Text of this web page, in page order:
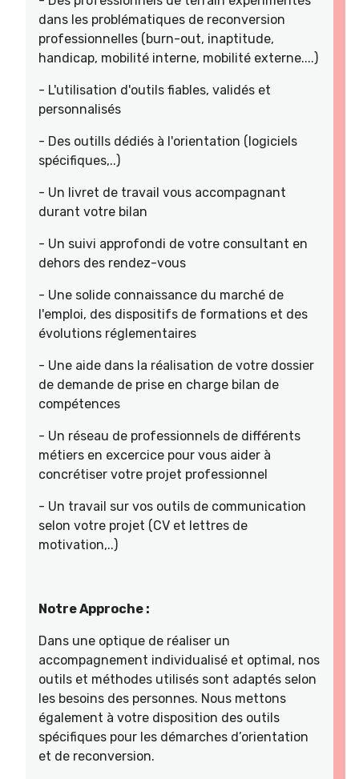
dans les problématiques de reconversion
professionnelles (burn-out, inaptitude,
handicap, mobilité interne, mobilité externe....)
- L'utilisation d'outils fiables, validés et
personnalisés
- Des outills dédiés à l'orientation (logiciels
spécifiques,..)
- Un livret de travail vous accompagnant
durant votre bilan
- Un suivi approfondi de votre consultant en
dehors des rendez-vous
- Une solide connaissance du marché de
l'emploi, des dispositifs de formations et des
évolutions réglementaires
- Une aide dans la réalisation de votre dossier
de demande de prise en charge bilan de
compétences
- Un réseau de professionnels de différents
métiers en excercice pour vous aider à
concrétiser votre projet professionnel
- Un travail sur vos outils de communication
selon votre projet (CV et lettres de
motivation,..)
Notre Approche :
Dans une optique de réaliser un
accompagnement individualisé et optimal, nos
outils et méthodes utilisés sont adaptés selon
les besoins des personnes. Nous mettons
également à votre disposition des outils
spécifiques pour les démarches d’orientation
et de reconversion.